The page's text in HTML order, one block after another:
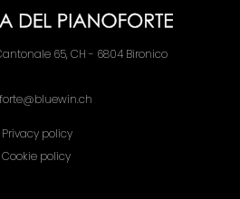
65, CH - 6804 Bironico
Privacy policy
Cookie policy